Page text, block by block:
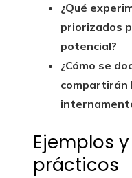
¿Qué
priorizados
potencial?
¿Cómo se
compartirán
Ejemplos
prácticos